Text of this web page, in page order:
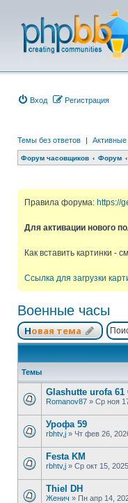
Вход Регистрация
Темы без ответов |
Форум часовщиков Форум
Правила форума: https://
Для активации нового
Как вставить картинки -
Ссылка для загрузки
Военные часы
Новая тема
Темы
Glashutte urofa 61
Romanov87 » Ср ноя
Урофа 59
rbhtv,j » Чт фев 26,
Festa KM
rbhtv,j » Ср окт 15,
Thiel DH
Женич » Пн апр 14,